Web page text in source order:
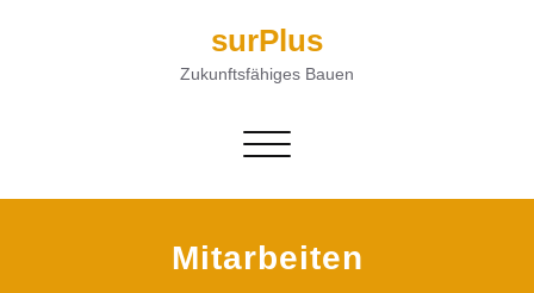
surPlus
Zukunftsfähiges Bauen
Navigation umschalten
Mitarbeiten